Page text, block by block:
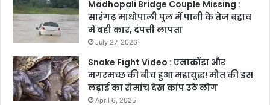
Madhopali Bridge Couple Missing :
सारंगढ़ माधोपाली पुल में पानी के तेज बहाव
में बही कार, दंपत्ती लापता
July 27, 2026
Snake Fight Video : एनाकोंडा और
मगरमच्छ की बीच हुआ महायुद्ध! मौत की इस
लड़ाई का रोमांच देख कांप उठे लोग
April 6, 2025